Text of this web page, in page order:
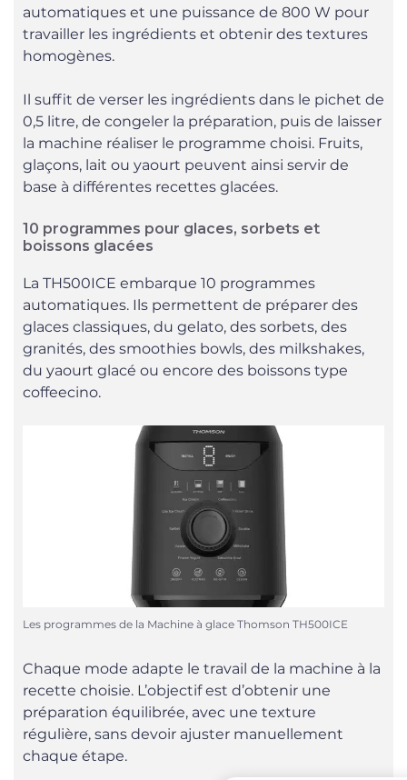
automatiques et une puissance de 800 W pour
travailler les ingrédients et obtenir des textures
homogènes.
Il suffit de verser les ingrédients dans le pichet de
0,5 litre, de congeler la préparation, puis de laisser
la machine réaliser le programme choisi. Fruits,
glaçons, lait ou yaourt peuvent ainsi servir de
base à différentes recettes glacées.
10 programmes pour glaces, sorbets et
boissons glacées
La TH500ICE embarque 10 programmes
automatiques. Ils permettent de préparer des
glaces classiques, du gelato, des sorbets, des
granités, des smoothies bowls, des milkshakes,
du yaourt glacé ou encore des boissons type
coffeecino.
Les programmes de la Machine à glace Thomson TH500ICE
Chaque mode adapte le travail de la machine à la
recette choisie. L’objectif est d’obtenir une
préparation équilibrée, avec une texture
régulière, sans devoir ajuster manuellement
chaque étape.